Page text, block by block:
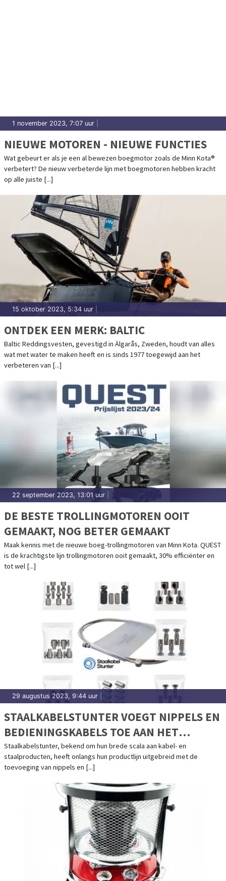
1 november 2023, 7:07 uur
NIEUWE MOTOREN - NIEUWE FUNCTIES
Wat gebeurt er als je een al bewezen boegmotor zoals de Minn Kota®
verbetert? De nieuw verbeterde lijn met boegmotoren hebben kracht
op alle juiste [...]
15 oktober 2023, 5:34 uur
ONTDEK EEN MERK: BALTIC
Baltic Reddingsvesten, gevestigd in Älgarås, Zweden, houdt van alles
wat met water te maken heeft en is sinds 1977 toegewijd aan het
verbeteren van [...]
22 september 2023, 13:01 uur
DE BESTE TROLLINGMOTOREN OOIT
GEMAAKT, NOG BETER GEMAAKT
Maak kennis met de nieuwe boeg-trollingmotoren van Minn Kota. QUEST
is de krachtigste lijn trollingmotoren ooit gemaakt, 30% efficiënter en
tot wel [...]
29 augustus 2023, 9:44 uur
STAALKABELSTUNTER VOEGT NIPPELS EN
BEDIENINGSKABELS TOE AAN HET
ASSORTIMENT
Staalkabelstunter, bekend om hun brede scala aan kabel- en
staalproducten, heeft onlangs hun productlijn uitgebreid met de
toevoeging van nippels en [...]